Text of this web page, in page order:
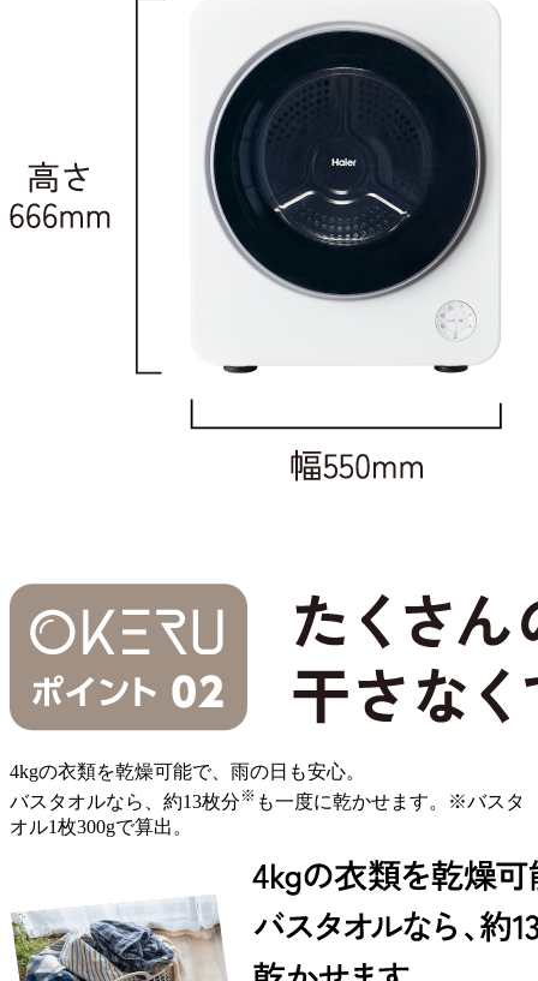
4kgの衣類を乾燥可能で、雨の日も安心。
バスタオルなら、約13枚分 ※ も一度に乾かせます。
※バスタ
オル1枚300gで算出。